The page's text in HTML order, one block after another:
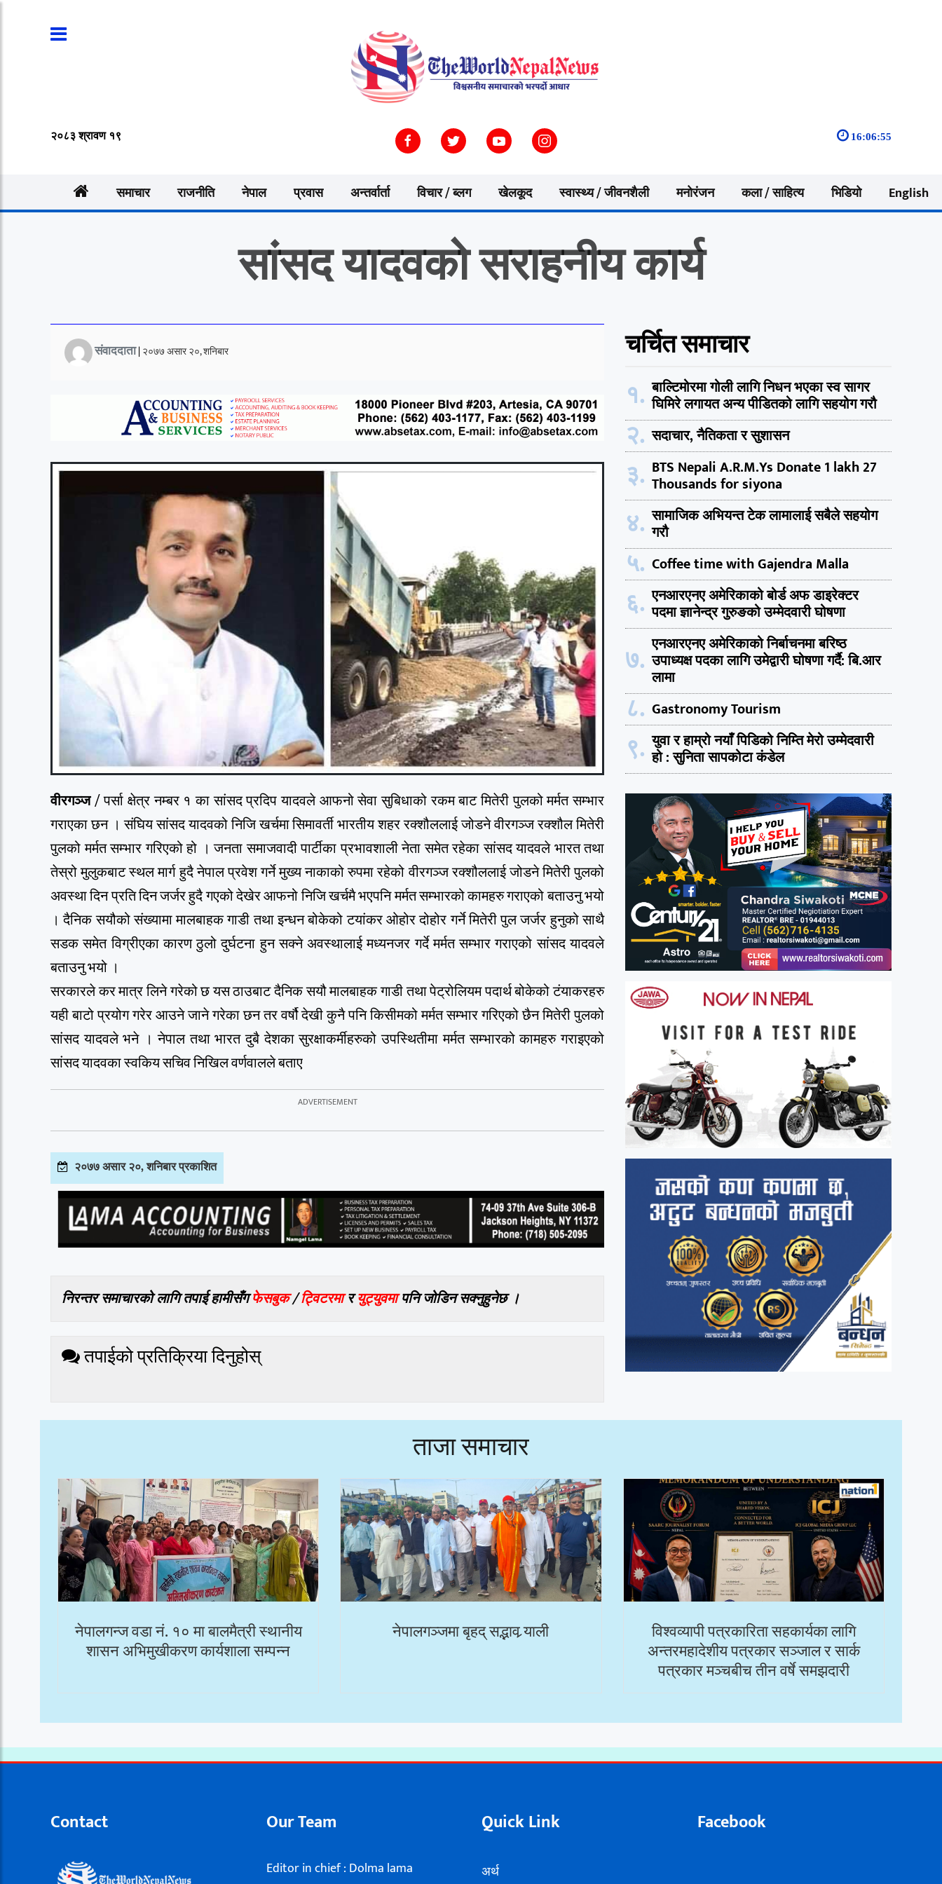
२०८३ श्रावण १९ 16:06:56
समाचार राजनीति नेपाल प्रवास अन्तर्वार्ता विचार / ब्लग खेलकूद स्वास्थ्य / जीवनशैली मनोरंजन कला / साहित्य भिडियो English
सांसद यादवको सराहनीय कार्य
संवाददाता| २०७७ असार २०, शनिबार
वीरगञ्ज/ पर्सा क्षेत्र नम्बर १ का सांसद प्रदिप यादवले आफनो सेवा सुबिधाको रकम बाट मितेरी पुलको मर्मत सम्भार
गराएका छन । संघिय सांसद यादवको निजि खर्चमा सिमावर्ती भारतीय शहर रक्शौललाई जोडने वीरगञ्ज रक्शौल मितेरी
पुलको मर्मत सम्भार गरिएको हो । जनता समाजवादी पार्टीका प्रभावशाली नेता समेत रहेका सांसद यादवले भारत तथा
तेस्रो मुलुकबाट स्थल मार्ग हुदै नेपाल प्रवेश गर्ने मुख्य नाकाको रुपमा रहेको वीरगञ्ज रक्शौललाई जोडने मितेरी पुलको
अवस्था दिन प्रति दिन जर्जर हुदै गएको देखेर आफनो निजि खर्चमै भएपनि मर्मत सम्भारको कामहरु गराएको बताउनु भयो
। दैनिक सयौको संख्यामा मालबाहक गाडी तथा इन्धन बोकेको टयांकर ओहोर दोहोर गर्ने मितेरी पुल जर्जर हुनुको साथै
सडक समेत विग्रीएका कारण ठुलो दुर्घटना हुन सक्ने अवस्थालाई मध्यनजर गर्दे मर्मत सम्भार गराएको सांसद यादवले
बताउनु भयो ।
सरकारले कर मात्र लिने गरेको छ यस ठाउबाट दैनिक सयौ मालबाहक गाडी तथा पेट्रोलियम पदार्थ बोकेको टंयाकरहरु
यही बाटो प्रयोग गरेर आउने जाने गरेका छन तर वर्षौ देखी कुनै पनि किसीमको मर्मत सम्भार गरिएको छैन मितेरी पुलको
सांसद यादवले भने । नेपाल तथा भारत दुबै देशका सुरक्षाकर्मीहरुको उपस्थितीमा मर्मत सम्भारको कामहरु गराइएको
सांसद यादवका स्वकिय सचिव निखिल वर्णवालले बताए
२०७७ असार २०, शनिबार प्रकाशित
निरन्तर समाचारको लागि तपाई हामीसँगफेसबुक/ट्विटरमारयुट्युवमापनि जोडिन सक्नुहुनेछ ।
तपाईको प्रतिक्रिया दिनुहोस्
चर्चित समाचार
१. बाल्टिमोरमा गोली लागि निधन भएका स्व सागर
घिमिरे लगायत अन्य पीडितको लागि सहयोग गरौ
२. सदाचार, नैतिकता र सुशासन
३. BTS Nepali A.R.M.Ys Donate 1 lakh 27
Thousands for siyona
४. सामाजिक अभियन्त टेक लामालाई सबैले सहयोग
गरौ
५. Coffee time with Gajendra Malla
६. एनआरएनए अमेरिकाको बोर्ड अफ डाइरेक्टर
पदमा ज्ञानेन्द्र गुरुङको उम्मेदवारी घोषणा
७. एनआरएनए अमेरिकाको निर्बाचनमा बरिष्ठ
उपाध्यक्ष पदका लागि उमेद्वारी घोषणा गर्दै: बि.आर
लामा
८. Gastronomy Tourism
९. युवा र हाम्रो नयाँ पिडिको निम्ति मेरो उम्मेदवारी
हो : सुनिता सापकोटा कंडेल
ताजा समाचार
नेपालगन्ज वडा नं. १० मा बालमैत्री स्थानीय
शासन अभिमुखीकरण कार्यशाला सम्पन्न
नेपालगञ्जमा बृहद् सद्भाव र्‍याली विश्वव्यापी पत्रकारिता सहकार्यका लागि
अन्तरमहादेशीय पत्रकार सञ्जाल र सार्क
पत्रकार मञ्चबीच तीन वर्षे समझदारी
Contact Our Team
Editor in chief : Dolma lama
Quick Link
अर्थ
Facebook